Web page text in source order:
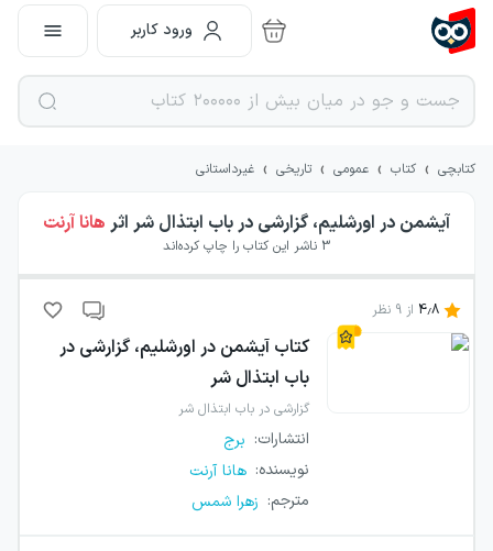
ورود کاربر
کتابچی › کتاب › عمومی › تاریخی › غیرداستانی
آیشمن در اورشلیم، گزارشی در باب ابتذال شر اثر هانا آرنت
3 ناشر این کتاب را چاپ کرده‌اند
4.8 از9 نظر
کتاب آیشمن در اورشلیم، گزارشی در
باب ابتذال شر
گزارشی در باب ابتذال شر
انتشارات: برج
نویسنده: هانا آرنت
مترجم: زهرا شمس